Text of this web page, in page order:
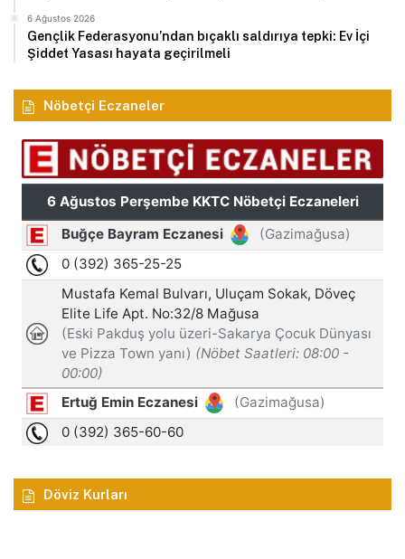
6 Ağustos 2026
Gençlik Federasyonu’ndan bıçaklı saldırıya tepki: Ev İçi
Şiddet Yasası hayata geçirilmeli
Nöbetçi Eczaneler
Döviz Kurları